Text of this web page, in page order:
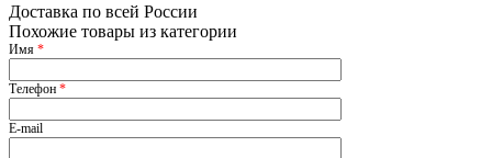
Доставка по всей России
Похожие товары из категории
Имя *
Телефон *
E-mail